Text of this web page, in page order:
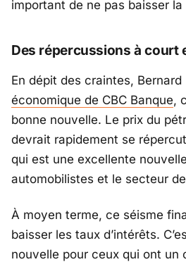
important de ne pas baisser
Des répercussions à court
En dépit des craintes,
économique de CBC Banque,
bonne nouvelle. Le prix du
devrait rapidement se
qui est une excellente
automobilistes et le secteur
À moyen terme, ce séisme
baisser les taux d’intérêts.
nouvelle pour ceux qui ont un